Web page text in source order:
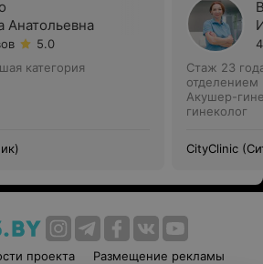
Анатольевна
5.0
категория
Стаж 23
отделением
Акушер-
гинеколог
CityClinic
проекта
Размещение рекламы